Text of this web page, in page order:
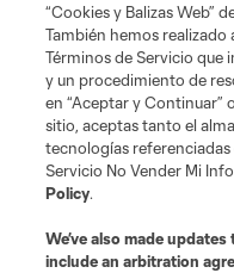
Club Sites
Términos de servicio Política
Cookies Settings
“Cookies y Balizas Web”
También hemos
Términos de Servicio que
y un procedimiento de
en “Aceptar y Continuar”
sitio, aceptas tanto el
tecnologías
Servicio No Vender Mi
Policy.
We’ve also made
include an arbitration